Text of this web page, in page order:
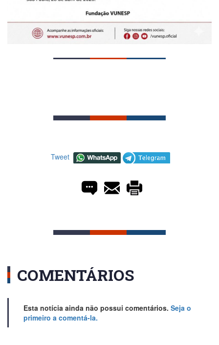
Tweet
COMENTÁRIOS
Esta notícia ainda não possui comentários. Seja o
primeiro a comentá-la.